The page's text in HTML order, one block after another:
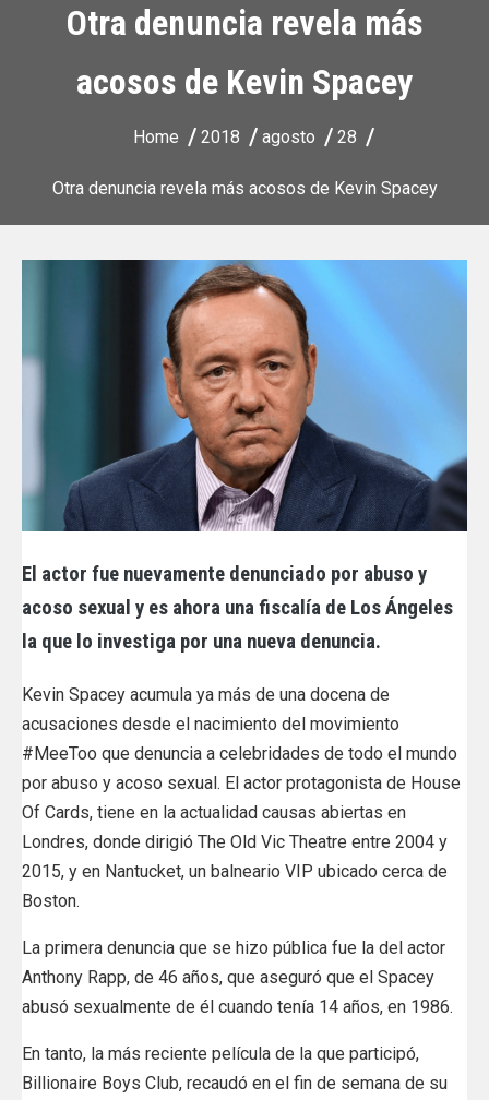
Otra denuncia revela más
acosos de Kevin Spacey
Home 2018 agosto 28
Otra denuncia revela más acosos de Kevin Spacey
El actor fue nuevamente denunciado por abuso y
acoso sexual y es ahora una fiscalía de Los Ángeles
la que lo investiga por una nueva denuncia.
Kevin Spacey acumula ya más de una docena de
acusaciones desde el nacimiento del movimiento
#MeeToo que denuncia a celebridades de todo el mundo
por abuso y acoso sexual. El actor protagonista de House
Of Cards, tiene en la actualidad causas abiertas en
Londres, donde dirigió The Old Vic Theatre entre 2004 y
2015, y en Nantucket, un balneario VIP ubicado cerca de
Boston.
La primera denuncia que se hizo pública fue la del actor
Anthony Rapp, de 46 años, que aseguró que el Spacey
abusó sexualmente de él cuando tenía 14 años, en 1986.
En tanto, la más reciente película de la que participó,
Billionaire Boys Club, recaudó en el fin de semana de su